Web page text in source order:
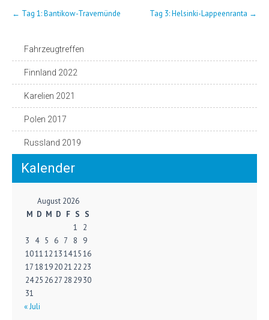
Post
← Tag 1: Bantikow-Travemünde Tag 3: Helsinki-Lappeenranta →
Fahrzeugtreffen
Finnland 2022
Karelien 2021
Polen 2017
Russland 2019
Kalender
August 2026
M D M D F S S
1
2
3
4 5 6 7 8
9
10111213141516
1718192021 22 23
2425 2627 28 2930
31
« Juli